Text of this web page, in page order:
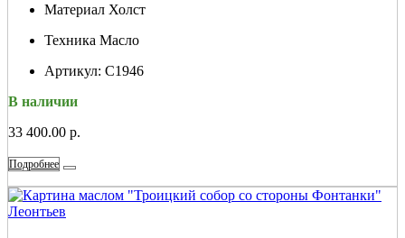
Материал Холст
Техника Масло
Артикул: С1946
В наличии
33 400.00 р.
Подробнее